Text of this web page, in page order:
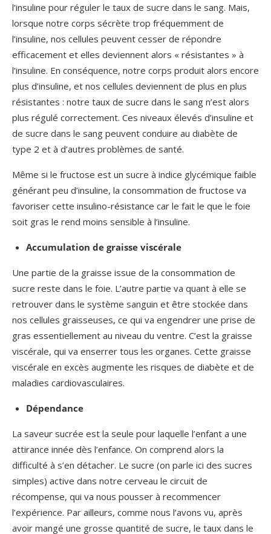
l’insuline pour réguler le taux de sucre dans le sang. Mais,
lorsque notre corps sécrète trop fréquemment de
l’insuline, nos cellules peuvent cesser de répondre
efficacement et elles deviennent alors « résistantes » à
l’insuline. En conséquence, notre corps produit alors encore
plus d’insuline, et nos cellules deviennent de plus en plus
résistantes : notre taux de sucre dans le sang n’est alors
plus régulé correctement. Ces niveaux élevés d’insuline et
de sucre dans le sang peuvent conduire au diabète de
type 2 et à d’autres problèmes de santé.
Même si le fructose est un sucre à indice glycémique faible
générant peu d’insuline, la consommation de fructose va
favoriser cette insulino-résistance car le fait le que le foie
soit gras le rend moins sensible à l’insuline.
Accumulation de graisse viscérale
Une partie de la graisse issue de la consommation de
sucre reste dans le foie. L’autre partie va quant à elle se
retrouver dans le système sanguin et être stockée dans
nos cellules graisseuses, ce qui va engendrer une prise de
gras essentiellement au niveau du ventre. C’est la graisse
viscérale, qui va enserrer tous les organes. Cette graisse
viscérale en excès augmente les risques de diabète et de
maladies cardiovasculaires.
Dépendance
La saveur sucrée est la seule pour laquelle l’enfant a une
attirance innée dès l’enfance. On comprend alors la
difficulté à s’en détacher. Le sucre (on parle ici des sucres
simples) active dans notre cerveau le circuit de
récompense, qui va nous pousser à recommencer
l’expérience. Par ailleurs, comme nous l’avons vu, après
avoir mangé une grosse quantité de sucre, le taux dans le